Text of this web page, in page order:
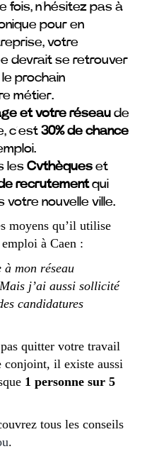
fois, n’hésitez pas à
pour en
votre
devrait se retrouver
prochain
métier.
et votre réseau de
c’est 30% de chance
les Cvthèqueset
recrutementqui
votre nouvelle ville.
moyens qu’il utilise
à Caen :
à mon réseau
j’ai aussi sollicité
candidatures
quitter votre travail
conjoint, il existe aussi
1 personne sur 5
tous les conseils
.